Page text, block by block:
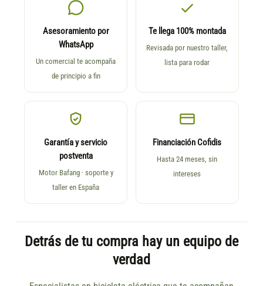
Asesoramiento por
WhatsApp
Un comercial te acompaña
de principio a fin
Te llega 100% montada
Revisada por nuestro taller,
lista para rodar
Garantía y servicio
postventa
Motor Bafang · soporte y
taller en España
Financiación Cofidis
Hasta 24 meses, sin
intereses
Detrás de tu compra hay un equipo de
verdad